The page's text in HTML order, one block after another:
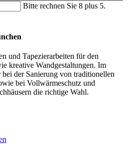
Bitte rechnen Sie 8 plus 5.
und Tapezierarbeiten für den
kreative Wandgestaltungen. Im
der Sanierung von traditionellen
bei Vollwärmeschutz und
die richtige Wahl.